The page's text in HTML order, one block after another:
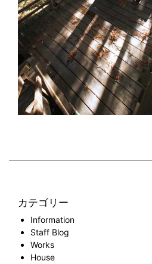
カテゴリー
Information
Staff Blog
Works
House